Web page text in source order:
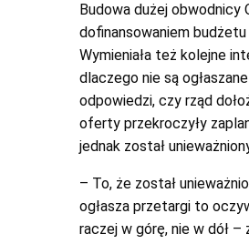
Budowa dużej obwodnicy
dofinansowaniem
Wymieniała też kolejne
dlaczego nie są
odpowiedzi, czy rząd
oferty przekroczyły
jednak został
– To, że został
ogłasza przetargi to
raczej w górę, nie w dół –